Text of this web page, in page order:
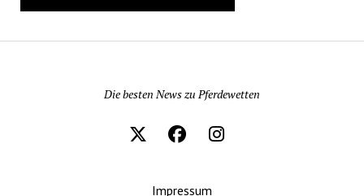
Die besten News zu Pferdewetten
Impressum